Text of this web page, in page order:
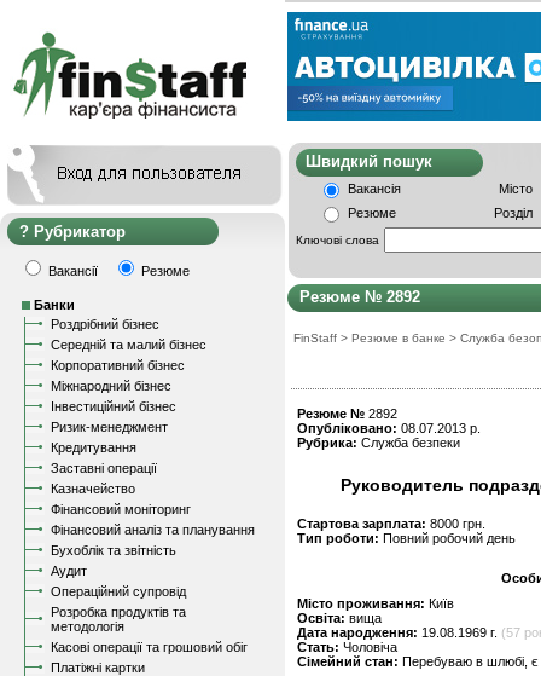
Рубрикатор
Вакансії Резюме
Банки
Роздрібний бізнес
Середній та малий бізнес
Корпоративний бізнес
Міжнародний бізнес
Інвестиційний бізнес
Ризик-менеджмент
Кредитування
Заставні операції
Казначейство
Фінансовий моніторинг
Фінансовий аналіз та планування
Бухоблік та звітність
Аудит
Операційний супровід
Розробка продуктів та
методологія
Касові операції та грошовий обіг
Платіжні картки
Швидкий
Вакансія
Місто
Резюме
Розділ
Ключові слова
Резюме № 2892
FinStaff > Резюме в банке > Служба
Резюме № 2892
Опубліковано: 08.07.2013 р.
Рубрика: Служба безпеки
Руководитель
Стартова зарплата: 8000 грн.
Тип роботи: Повний робочий день
Місто проживання: Київ
Освіта: вища
Дата народження: 19.08.1969 г. (57
Стать: Чоловіча
Сімейний стан: Перебуваю в шлюбі, є